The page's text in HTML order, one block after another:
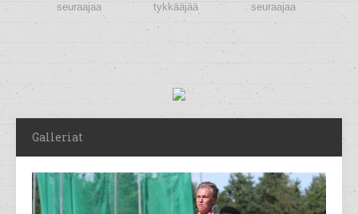
seuraajaa tykkääjää seuraajaa
Galleriat